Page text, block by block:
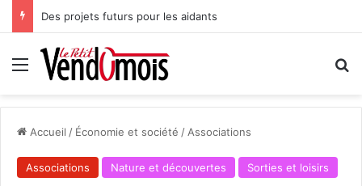
Des projets futurs pour les aidants
Menu
Accueil / Économie et société / Associations
Associations Nature et découvertes Sorties et loisirs